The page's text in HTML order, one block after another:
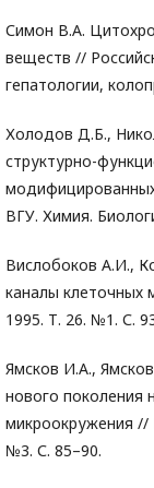
Симон В.А.
веществ //
гепатологии,
Холодов Д.Б.,
структурно-
ВГУ. Химия.
Вислобоков А.И.,
каналы клеточных
1995. Т. 26. №1. С.
Ямсков И.А.,
нового поколения
микроокружения //
№3. С. 85–90.